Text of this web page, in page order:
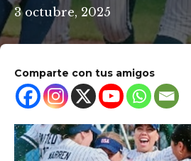
3 octubre, 2025
Comparte con tus amigos